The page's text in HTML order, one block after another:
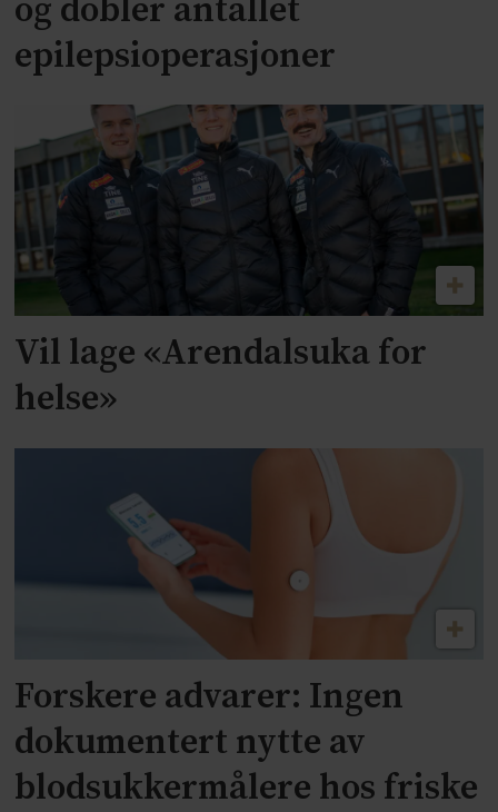
og dobler antallet
epilepsioperasjoner
Vil lage «Arendalsuka for
helse»
Forskere advarer: Ingen
dokumentert nytte av
blodsukkermålere hos friske